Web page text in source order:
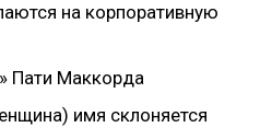
на корпоративную
Пати Маккорда
имя склоняется